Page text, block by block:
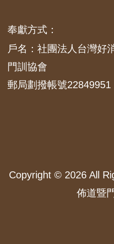
奉獻方式：
戶名：社團法人台灣好
門訓協會
郵局劃撥帳號22849951
Copyright © 2026 All
佈道暨